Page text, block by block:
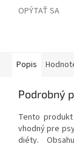
OPÝTAŤ SA
Popis
Podrobný
Tento
vhodný pre
diéty.